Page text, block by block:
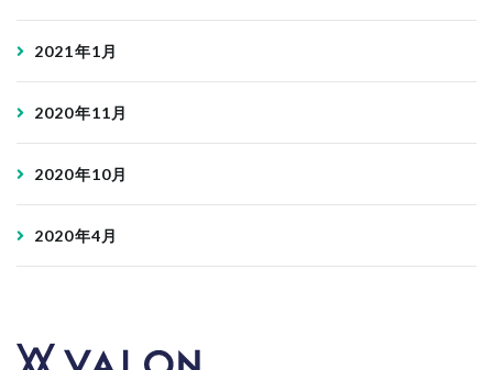
2021年1月
2020年11月
2020年10月
2020年4月